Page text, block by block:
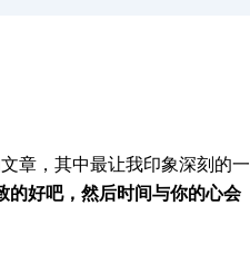
章，其中最让我印象深刻的一
的好吧，然后时间与你的心会